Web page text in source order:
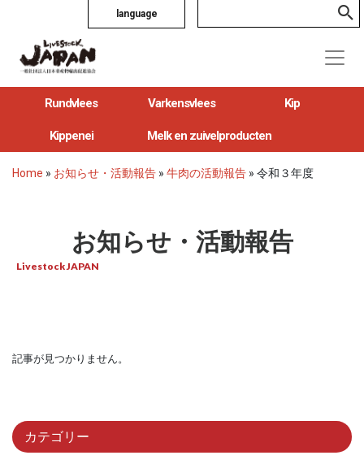
language
Rundvlees Varkensvlees Kip
Kippenei Melk en zuivelproducten
Home » お知らせ・活動報告 » 牛肉の活動報告 » 令和３年度
お知らせ・活動報告
Livestock JAPAN
記事が見つかりません。
カテゴリー